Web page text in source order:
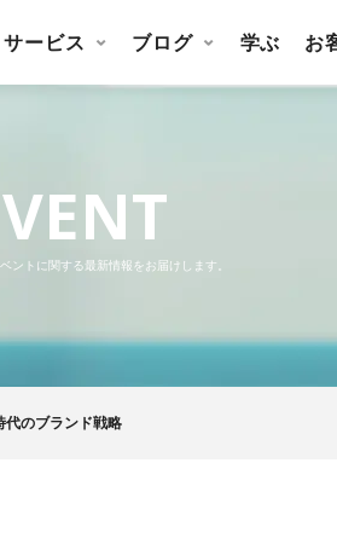
サービス ブログ 学ぶ お
ントに関する最新情報をお届けします。
代のブランド戦略